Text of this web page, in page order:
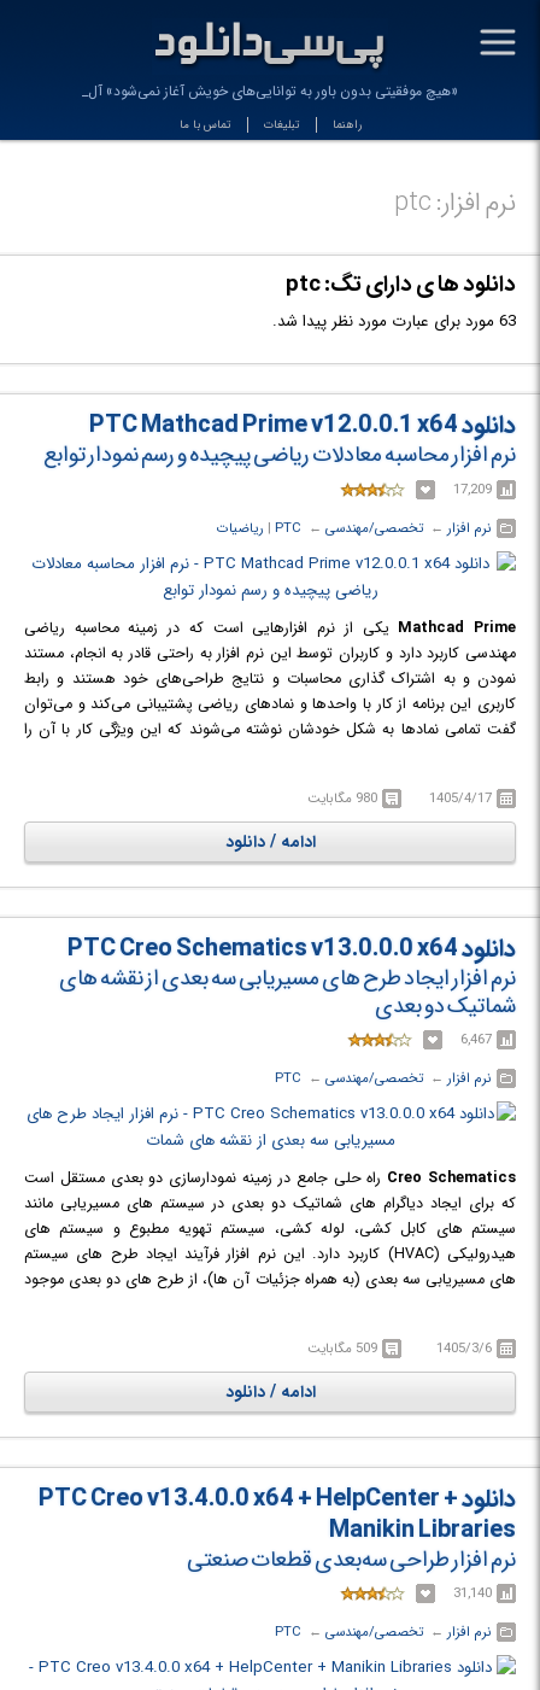
-
«هیچ موفقیتی بدون باور به توانایی‌های خویش آغاز نمی‌شود» آلبرت
راهنما تبلیغات تماس با ما
نرم افزار: ptc
دانلود ها ی دارای تگ: ptc
63 مورد برای عبارت مورد نظر پیدا شد.
دانلود PTC Mathcad Prime v12.0.0.1 x64
نرم افزار محاسبه معادلات ریاضی پیچیده و رسم نمودار توابع
17,209
نرم افزار ← ‏تخصصی/مهندسی ← ‏
PTC
‏| ریاضیات
Mathcad Prime یکی از نرم افزارهایی است که در زمینه محاسبه ریاضی
مهندسی کاربرد دارد و کاربران توسط این نرم افزار به راحتی قادر به انجام، مستند
نمودن و به اشتراک گذاری محاسبات و نتایج طراحی‌های خود هستند و رابط
کاربری این برنامه از کار با واحدها و نمادهای ریاضی پشتیبانی می‌کند و می‌توان
گفت تمامی نمادها به شکل خودشان نوشته می‌شوند که این ویژگی کار با آن را
فراهم نموده است. این نرم افزار یکی از نرم افزارهای ریاضی است که دارای
قابلیت‌های فراوان از قبیل محاسبه مشتق و انتگرال (معین و نامعین) و حل انواع
معادلات جبری و محاسبه انواع حدها و انجام عملیات ماتریسی و حل انواع دستگاه
معادلات و انجام تبدیلاتی مانند لاپلاس و فوریه و عکس این تبدیلات و دارای
1405/4/17 980 مگابایت
ادامه / دانلود
دانلود PTC Creo Schematics v13.0.0.0 x64
نرم افزار ایجاد طرح های مسیریابی سه بعدی از نقشه های
شماتیک دو بعدی
6,467
نرم افزار ← ‏تخصصی/مهندسی ← ‏
PTC
Creo Schematics راه حلی جامع در زمینه نمودارسازی دو بعدی مستقل است
که برای ایجاد دیاگرام های شماتیک دو بعدی در سیستم های مسیریابی مانند
سیستم های کابل کشی، لوله کشی، سیستم تهویه مطبوع و سیستم های
هیدرولیکی (HVAC) کاربرد دارد. این نرم افزار فرآیند ایجاد طرح های سیستم
های مسیریابی سه بعدی (به همراه جزئیات آن ها)، از طرح های دو بعدی موجود
PTC Creo Schematics بیشتر کارها را به صورت اتوماتیک انجام می دهد، این
نرم افزار از طریق تفسیر صحیح منطق دو بعدی طرح ها و سپس انتقال دقیق آن
ها به سه بعدی، موجب صرفه جویی در وقت، کاهش خطاها و از بین رفتن
فرآیندهای دستی خسته کننده می‌شود. علاوه بر این با گرفتن هوش طراحی
بنابراین با استفاده از امکاناتی که Creo Schematics فراهم می کند، متخصصان
طراحی در چندین رشته می توانند روند توسعه محصول را ساده کرده و به طور
موثرتری با یکدیگر همکاری داشته باشند.
1405/3/6 509 مگابایت
ادامه / دانلود
دانلود PTC Creo v13.4.0.0 x64 + HelpCenter +
Manikin Libraries
نرم افزار طراحی سه‌بعدی قطعات صنعتی
31,140
نرم افزار ← ‏تخصصی/مهندسی ← ‏
PTC